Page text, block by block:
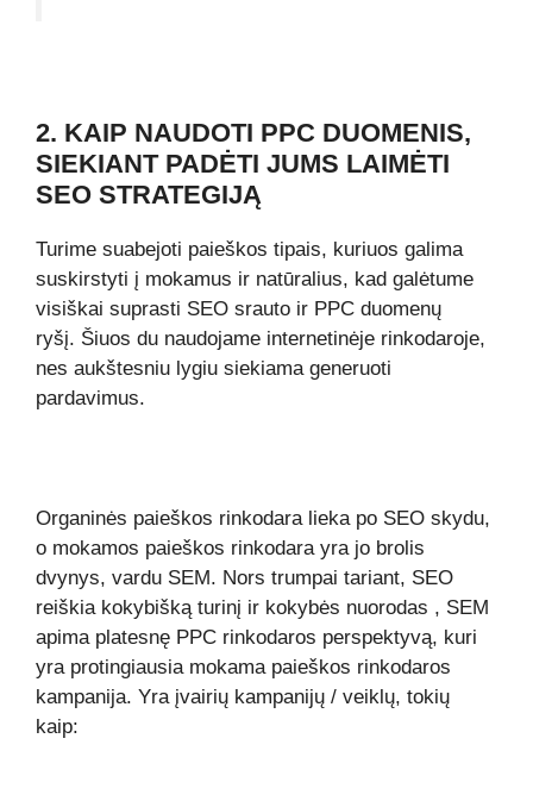
2. KAIP NAUDOTI PPC DUOMENIS,
SIEKIANT PADĖTI JUMS LAIMĖTI
SEO STRATEGIJĄ
Turime suabejoti paieškos tipais, kuriuos galima
suskirstyti į mokamus ir natūralius, kad galėtume
visiškai suprasti SEO srauto ir PPC duomenų
ryšį. Šiuos du naudojame internetinėje rinkodaroje,
nes aukštesniu lygiu siekiama generuoti
pardavimus.
Organinės paieškos rinkodara lieka po SEO skydu,
o mokamos paieškos rinkodara yra jo brolis
dvynys, vardu SEM. Nors trumpai tariant, SEO
reiškia kokybišką turinį ir kokybės nuorodas , SEM
apima platesnę PPC rinkodaros perspektyvą, kuri
yra protingiausia mokama paieškos rinkodaros
kampanija. Yra įvairių kampanijų / veiklų, tokių
kaip: